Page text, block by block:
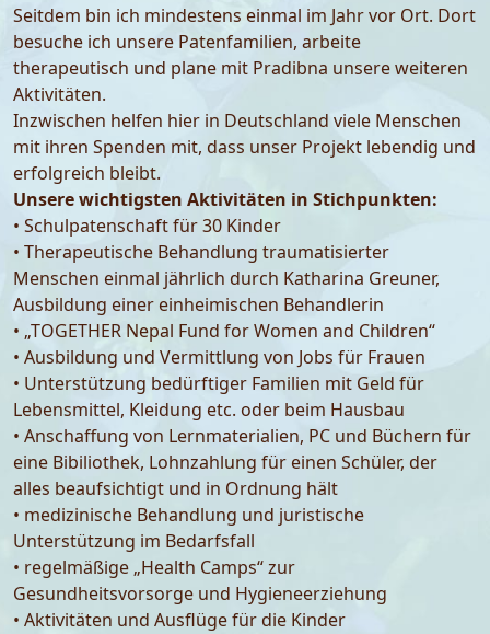
Seitdem bin ich mindestens einmal im Jahr vor Ort. Dort
besuche ich unsere Patenfamilien, arbeite
therapeutisch und plane mit Pradibna unsere weiteren
Aktivitäten.
Inzwischen helfen hier in Deutschland viele Menschen
mit ihren Spenden mit, dass unser Projekt lebendig und
erfolgreich bleibt.
Unsere wichtigsten Aktivitäten in Stichpunkten:
• Schulpatenschaft für 30 Kinder
• Therapeutische Behandlung traumatisierter
Menschen einmal jährlich durch Katharina Greuner,
Ausbildung einer einheimischen Behandlerin
• „TOGETHER Nepal Fund for Women and Children“
• Ausbildung und Vermittlung von Jobs für Frauen
• Unterstützung bedürftiger Familien mit Geld für
Lebensmittel, Kleidung etc. oder beim Hausbau
• Anschaffung von Lernmaterialien, PC und Büchern für
eine Bibiliothek, Lohnzahlung für einen Schüler, der
alles beaufsichtigt und in Ordnung hält
• medizinische Behandlung und juristische
Unterstützung im Bedarfsfall
• regelmäßige „Health Camps“ zur
Gesundheitsvorsorge und Hygieneerziehung
• Aktivitäten und Ausflüge für die Kinder